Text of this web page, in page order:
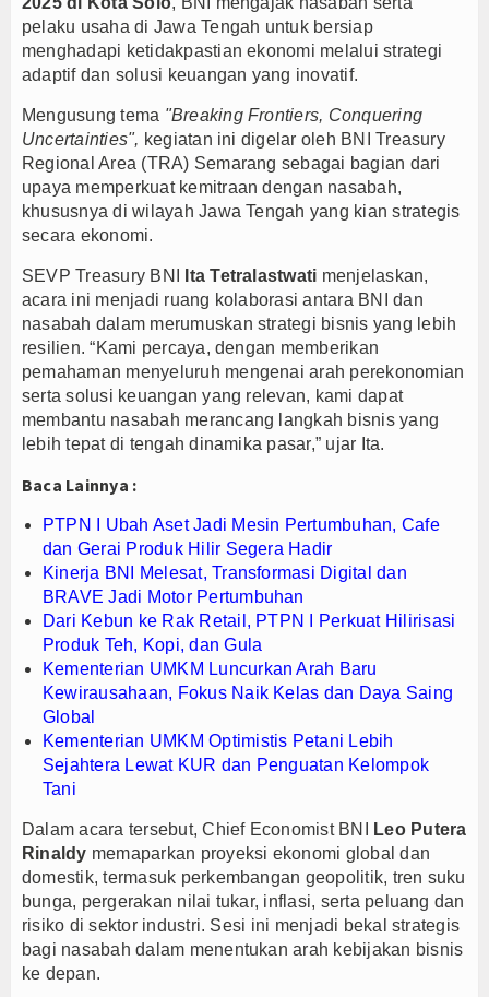
Majalengka Siaga Narkoba, UNMA dan Bupati
Bupati Majalengka Ajak Ribuan Bobotoh Doakan
Ateng Sutisna Satukan Ribuan Bobotoh, Nobar
pelaku usaha di Jawa Tengah untuk bersiap
menghadapi ketidakpastian ekonomi melalui strategi
adaptif dan solusi keuangan yang inovatif.
Mengusung tema "Breaking Frontiers, Conquering
Uncertainties", kegiatan ini digelar oleh BNI Treasury
Regional Area (TRA) Semarang sebagai bagian dari
upaya memperkuat kemitraan dengan nasabah,
khususnya di wilayah Jawa Tengah yang kian strategis
secara ekonomi.
SEVP Treasury BNI Ita Tetralastwati menjelaskan,
acara ini menjadi ruang kolaborasi antara BNI dan
nasabah dalam merumuskan strategi bisnis yang lebih
resilien. “Kami percaya, dengan memberikan
pemahaman menyeluruh mengenai arah perekonomian
serta solusi keuangan yang relevan, kami dapat
membantu nasabah merancang langkah bisnis yang
lebih tepat di tengah dinamika pasar,” ujar Ita.
Baca Lainnya :
PTPN I Ubah Aset Jadi Mesin Pertumbuhan, Cafe
dan Gerai Produk Hilir Segera Hadir
Kinerja BNI Melesat, Transformasi Digital dan
BRAVE Jadi Motor Pertumbuhan
Dari Kebun ke Rak Retail, PTPN I Perkuat Hilirisasi
Produk Teh, Kopi, dan Gula
Kementerian UMKM Luncurkan Arah Baru
Kewirausahaan, Fokus Naik Kelas dan Daya Saing
Global
Kementerian UMKM Optimistis Petani Lebih
Sejahtera Lewat KUR dan Penguatan Kelompok
Tani
Dalam acara tersebut, Chief Economist BNI
Leo Putera
Rinaldy memaparkan proyeksi ekonomi global dan
domestik, termasuk perkembangan geopolitik, tren suku
bunga, pergerakan nilai tukar, inflasi, serta peluang dan
risiko di sektor industri. Sesi ini menjadi bekal strategis
bagi nasabah dalam menentukan arah kebijakan bisnis
ke depan.